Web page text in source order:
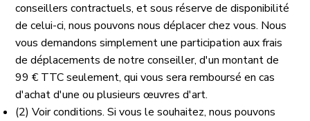
conseillers contractuels, et sous réserve de disponibilité
de celui-ci, nous pouvons nous déplacer chez vous. Nous
vous demandons simplement une participation aux frais
de déplacements de notre conseiller, d'un montant de
99 € TTC seulement, qui vous sera remboursé en cas
d'achat d'une ou plusieurs œuvres d'art.
(2) Voir conditions. Si vous le souhaitez, nous pouvons